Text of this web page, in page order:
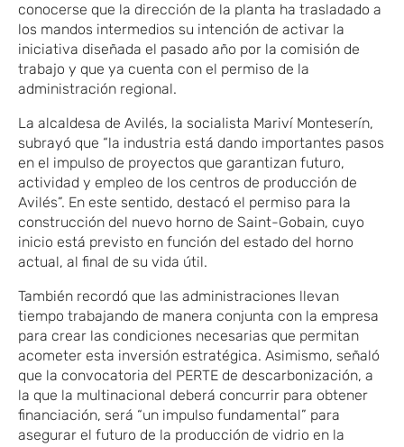
conocerse que la dirección de la planta ha trasladado a
los mandos intermedios su intención de activar la
iniciativa diseñada el pasado año por la comisión de
trabajo y que ya cuenta con el permiso de la
administración regional.
La alcaldesa de Avilés, la socialista Mariví Monteserín,
subrayó que “la industria está dando importantes pasos
en el impulso de proyectos que garantizan futuro,
actividad y empleo de los centros de producción de
Avilés”. En este sentido, destacó el permiso para la
construcción del nuevo horno de Saint-Gobain, cuyo
inicio está previsto en función del estado del horno
actual, al final de su vida útil.
​También recordó que las administraciones llevan
tiempo trabajando de manera conjunta con la empresa
para crear las condiciones necesarias que permitan
acometer esta inversión estratégica. Asimismo, señaló
que la convocatoria del PERTE de descarbonización, a
la que la multinacional deberá concurrir para obtener
financiación, será “un impulso fundamental” para
asegurar el futuro de la producción de vidrio en la